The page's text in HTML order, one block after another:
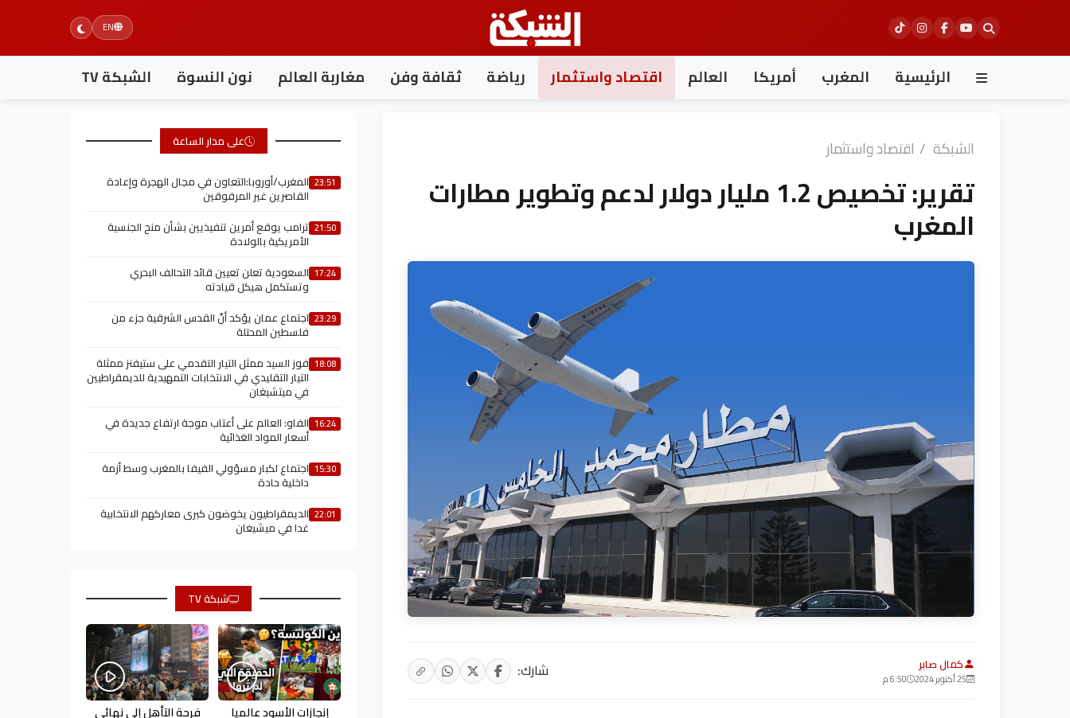
EN
الرئيسية المغرب أمريكا العالم اقتصاد واستثمار رياضة ثقافة وفن مغاربة العالم نون النسوة الشبكة TV
الشبكة / اقتصاد واستثمار
تقرير: تخصيص 1.2 مليار دولار لدعم وتطوير مطارات
المغرب
كمال صابر
25 أكتوبر 2024 6:50 م شارك:
على مدار الساعة
23:51 المغرب/أوروبا:التعاون في مجال الهجرة وإعادة
القاصرين غير المرفوقين
21:50 ترامب يوقع أمرين تنفيذيين بشأن منح الجنسية
الأمريكية بالولادة
17:24 السعودية تعلن تعيين قائد التحالف البحري
وتستكمل هيكل قيادته
23:29 اجتماع عمان يؤكد أنّ القدس الشرقية جزء من
فلسطين المحتلة
18:08 فوز السيد ممثل التيار التقدمي على ستيفنز ممثلة
التيار التقليدي في الانتخابات التمهيدية للديمقراطيين
في ميتشيغان
16:24 الفاو: العالم على أعتاب موجة ارتفاع جديدة في
أسعار المواد الغذائية
15:30 اجتماع لكبار مسؤولي الفيفا بالمغرب وسط أزمة
داخلية حادة
22:01 الديمقراطيون يخوضون كبرى معاركهم الانتخابية
غدا في ميشيغان
شبكة TV
إنجازات الأسود عالميا فرحة التأهل إلى نهائي